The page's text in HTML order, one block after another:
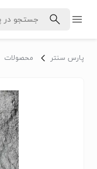
پارس سنتر محصولات